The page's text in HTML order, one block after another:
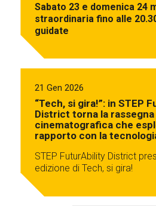
Sabato 23 e domenica 24
straordinaria fino alle
guidate
21 Gen 2026
“Tech, si gira!”: in STEP
District torna la rassegna
cinematografica che
rapporto con la
STEP FuturAbility District
edizione di Tech, si gira!